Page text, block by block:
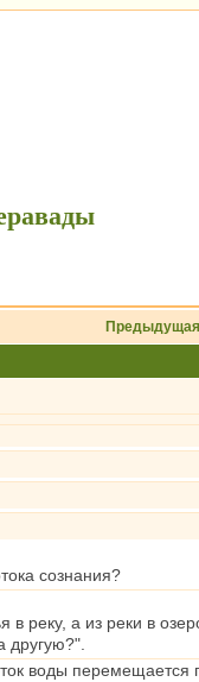
Предыдущая
сознания?
в реку, а из реки в
другую?".
воды перемещается